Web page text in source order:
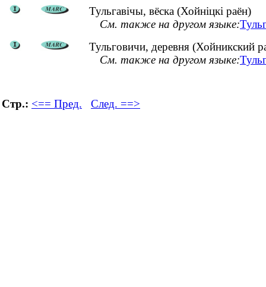
Тульгавічы, вёска (Хойніцкі раён)
См. также на другом языке:
Тульговичи, деревня (Хойникский
См. также на другом языке:
Стр.: <== Пред. След. ==>